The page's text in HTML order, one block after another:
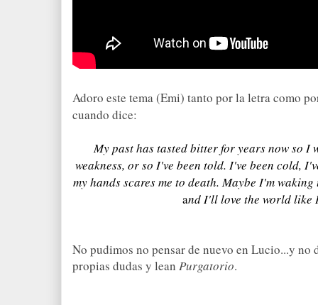
Adoro este tema (Emi) tanto por la letra como
cuando dice:
My past has tasted bitter for years now so I
weakness, or so I've been told.I've been cold,
my hands scares me to death.Maybe I'm waking
and I'll love the world like
No pudimos no pensar de nuevo en Lucio...y no
propias dudas y lean Purgatorio.